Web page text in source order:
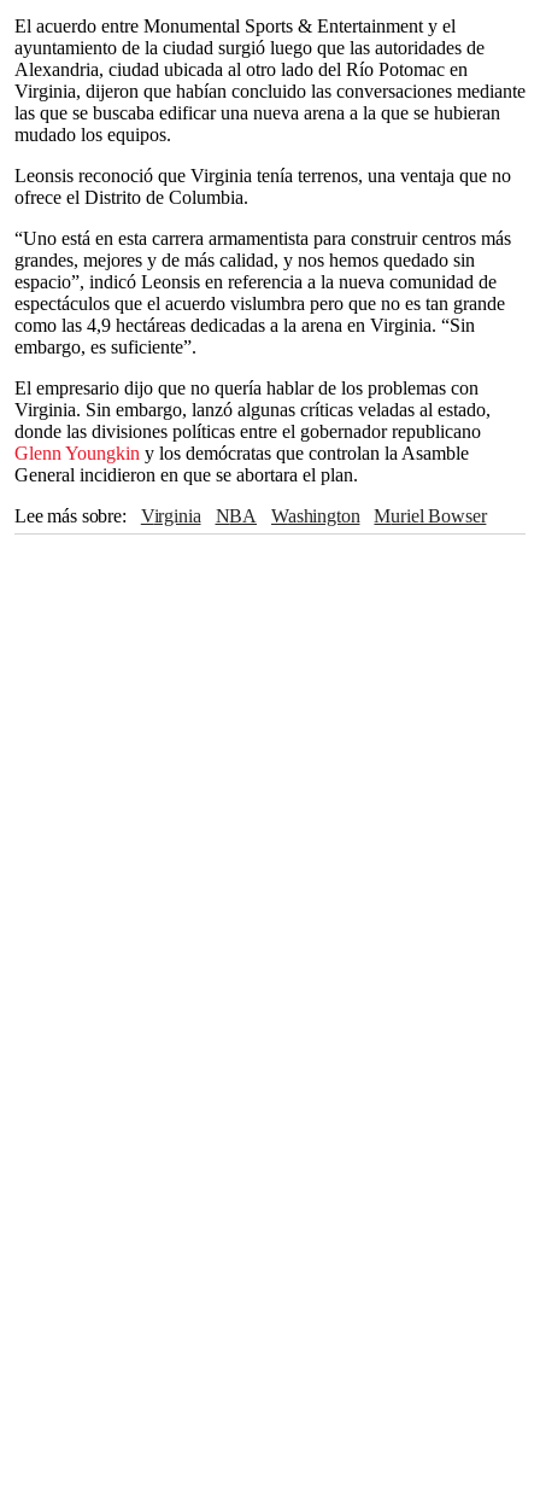
El acuerdo entre Monumental Sports & Entertainment y el
ayuntamiento de la ciudad surgió luego que las autoridades de
Alexandria, ciudad ubicada al otro lado del Río Potomac en
Virginia, dijeron que habían concluido las conversaciones mediante
las que se buscaba edificar una nueva arena a la que se hubieran
mudado los equipos.
Leonsis reconoció que Virginia tenía terrenos, una ventaja que no
ofrece el Distrito de Columbia.
“Uno está en esta carrera armamentista para construir centros más
grandes, mejores y de más calidad, y nos hemos quedado sin
espacio”, indicó Leonsis en referencia a la nueva comunidad de
espectáculos que el acuerdo vislumbra pero que no es tan grande
como las 4,9 hectáreas dedicadas a la arena en Virginia. “Sin
embargo, es suficiente”.
El empresario dijo que no quería hablar de los problemas con
Virginia. Sin embargo, lanzó algunas críticas veladas al estado,
donde las divisiones políticas entre el gobernador republicano
Glenn Youngkin y los demócratas que controlan la Asamble
General incidieron en que se abortara el plan.
Lee más sobre
Virginia NBA Washington
Muriel Bowser